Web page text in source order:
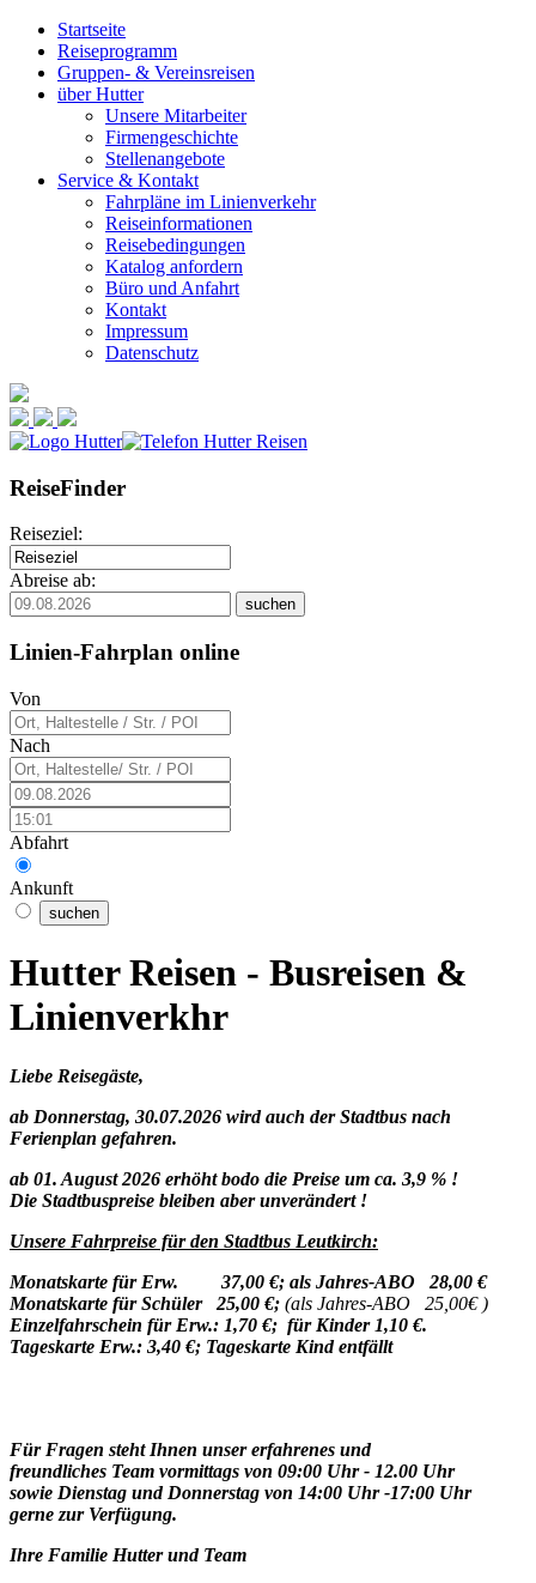
Startseite
Reiseprogramm
Gruppen- & Vereinsreisen
über Hutter
Unsere Mitarbeiter
Firmengeschichte
Stellenangebote
Service & Kontakt
Fahrpläne im Linienverkehr
Reiseinformationen
Reisebedingungen
Katalog anfordern
Büro und Anfahrt
Kontakt
Impressum
Datenschutz
ReiseFinder
Reiseziel:
Abreise ab:
Linien-Fahrplan online
Von
Nach
Abfahrt
Ankunft
Hutter Reisen - Busreisen &
Linienverkhr
Liebe Reisegäste,
ab Donnerstag, 30.07.2026 wird auch der Stadtbus nach
Ferienplan gefahren.
ab 01. August 2026 erhöht bodo die Preise um ca. 3,9 % !
Die Stadtbuspreise bleiben aber unverändert !
Unsere Fahrpreise für den Stadtbus Leutkirch:
Monatskarte für Erw. 37,00 €; als Jahres-ABO 28,00 €
Monatskarte für Schüler 25,00 €; (als Jahres-ABO 25,00€ )
Einzelfahrschein für Erw.: 1,70 €; für Kinder 1,10 €.
Tageskarte Erw.: 3,40 €; Tageskarte Kind entfällt
Für Fragen steht Ihnen unser erfahrenes und
freundliches Team vormittags von 09:00 Uhr - 12.00 Uhr
sowie Dienstag und Donnerstag von 14:00 Uhr -17:00 Uhr
gerne zur Verfügung.
Ihre Familie Hutter und Team